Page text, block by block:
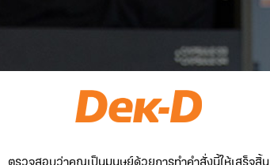
ตรวจสอบว่าคุณเป็นมนุษย์ด้วยการทำคำสั่งนี้ให้เสร็จสิ้น